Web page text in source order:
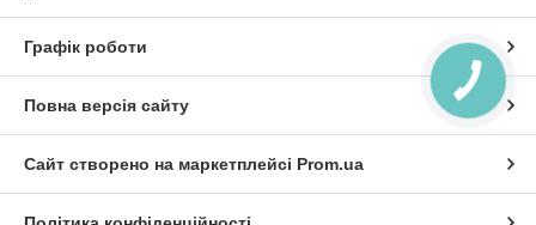
Графік роботи
Повна версія сайту
Сайт створено на маркетплейсі Prom.ua
КНОПКА
ЗВ'ЯЗКУ